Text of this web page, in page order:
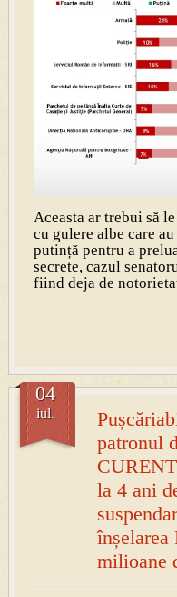
Aceasta ar trebui să
cu gulere albe care
putință pentru a
secrete, cazul
fiind deja de
patronul
la 4 ani
înșelarea
milioane
04
iul.